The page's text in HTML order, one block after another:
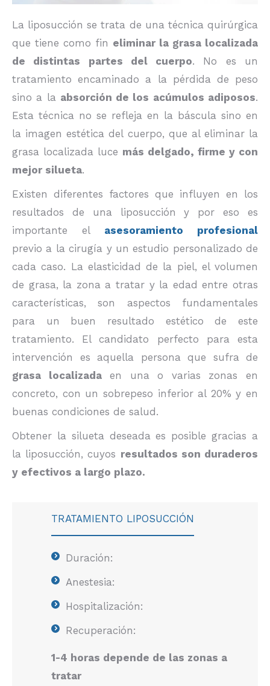
La liposucción se trata de una técnica quirúrgica
que tiene como fin eliminar la grasa localizada
de distintas partes del cuerpo. No es un
tratamiento encaminado a la pérdida de peso
sino a la absorción de los acúmulos adiposos.
Esta técnica no se refleja en la báscula sino en
la imagen estética del cuerpo, que al eliminar la
grasa localizada luce más delgado, firme y con
mejor silueta.
Existen diferentes factores que influyen en los
resultados de una liposucción y por eso es
importante el asesoramiento profesional
previo a la cirugía y un estudio personalizado de
cada caso. La elasticidad de la piel, el volumen
de grasa, la zona a tratar y la edad entre otras
características, son aspectos fundamentales
para un buen resultado estético de este
tratamiento. El candidato perfecto para esta
intervención es aquella persona que sufra de
grasa localizadaen una o varias zonas en
concreto, con un sobrepeso inferior al 20% y en
buenas condiciones de salud.
Obtener la silueta deseada es posible gracias a
la liposucción, cuyos resultados son duraderos
y efectivos a largo plazo.
TRATAMIENTO LIPOSUCCIÓN
Duración:
Anestesia:
Hospitalización:
Recuperación:
1-4 horas depende de las zonas a
tratar